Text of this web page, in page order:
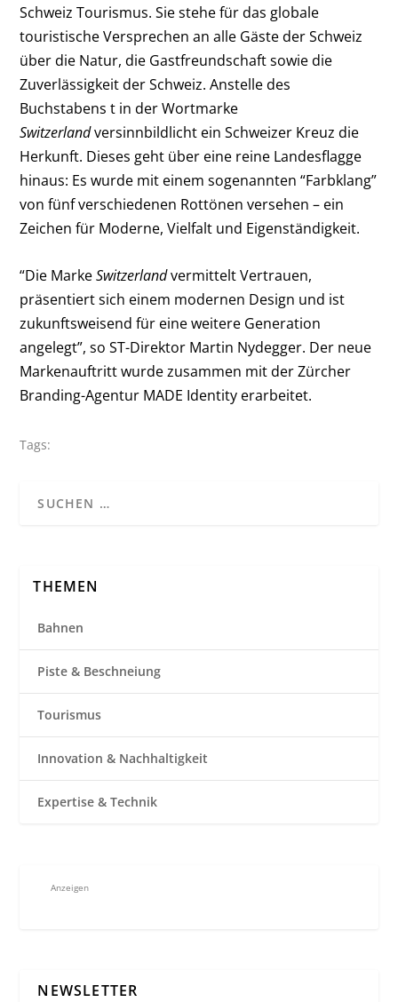
Schweiz Tourismus. Sie stehe für das globale
touristische Versprechen an alle Gäste der Schweiz
über die Natur, die Gastfreundschaft sowie die
Zuverlässigkeit der Schweiz. Anstelle des
Buchstabens t in der Wortmarke
Switzerlandversinnbildlicht ein Schweizer Kreuz die
Herkunft. Dieses geht über eine reine Landesflagge
hinaus: Es wurde mit einem sogenannten “Farbklang”
von fünf verschiedenen Rottönen versehen – ein
Zeichen für Moderne, Vielfalt und Eigenständigkeit.
“Die MarkeSwitzerlandvermittelt Vertrauen,
präsentiert sich einem modernen Design und ist
zukunftsweisend für eine weitere Generation
angelegt”, so ST-Direktor Martin Nydegger. Der neue
Markenauftritt wurde zusammen mit der Zürcher
Branding-Agentur MADE Identity erarbeitet.
Tags:
THEMEN
Bahnen
Piste & Beschneiung
Tourismus
Innovation & Nachhaltigkeit
Expertise & Technik
Anzeigen
NEWSLETTER